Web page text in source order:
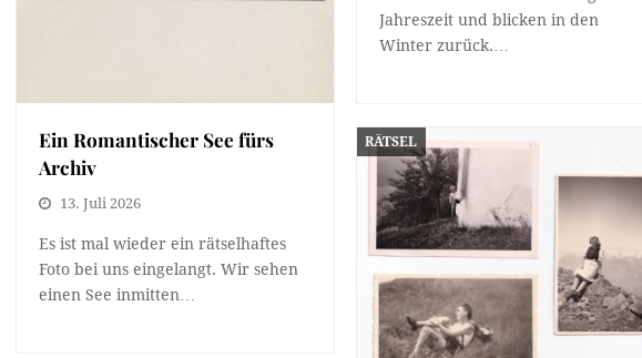
Jahreszeit und blicken in den
Winter zurück.…
Ein Romantischer See fürs
Archiv
13. Juli 2026
Es ist mal wieder ein rätselhaftes
Foto bei uns eingelangt. Wir sehen
einen See inmitten…
RÄTSEL